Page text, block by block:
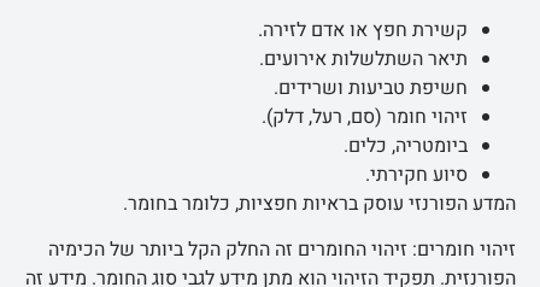
קשירת חפץ או אדם לזירה.
תיאר השתלשלות אירועים.
חשיפת טביעות ושרידים.
זיהוי חומר (סם, רעל, דלק).
ביומטריה, כלים.
סיוע חקירתי.
המדע הפורנזי עוסק בראיות חפציות, כלומר בחומר.
זיהוי חומרים: זיהוי החומרים זה החלק הקל ביותר של הכימיה
הפורנזית. תפקיד הזיהוי הוא מתן מידע לגבי סוג החומר. מידע זה